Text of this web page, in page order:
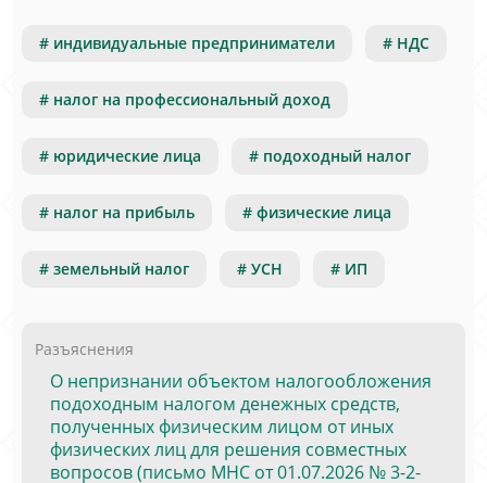
# индивидуальные предприниматели # НДС
# налог на профессиональный доход
# юридические лица # подоходный налог
# налог на прибыль # физические лица
# земельный налог # УСН # ИП
Разъяснения
О непризнании объектом налогообложения
подоходным налогом денежных средств,
полученных физическим лицом от иных
физических лиц для решения совместных
вопросов (письмо МНС от 01.07.2026 № 3-2-